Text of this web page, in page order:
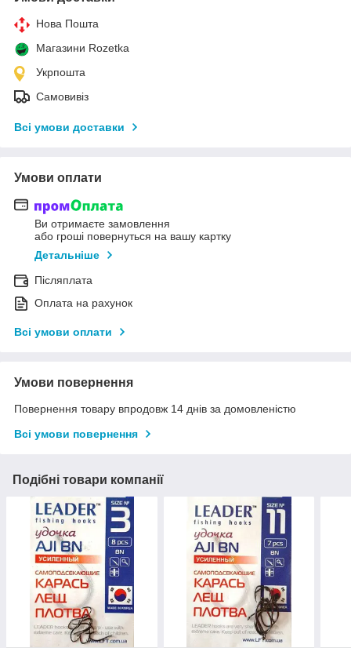
Нова Пошта
Магазини Rozetka
Укрпошта
Самовивіз
Всі умови доставки
Умови оплати
Ви отримаєте замовлення
або гроші повернуться на вашу картку
Детальніше
Післяплата
Оплата на рахунок
Всі умови оплати
Умови повернення
Повернення товару впродовж 14 днів за домовленістю
Всі умови повернення
Подібні товари компанії